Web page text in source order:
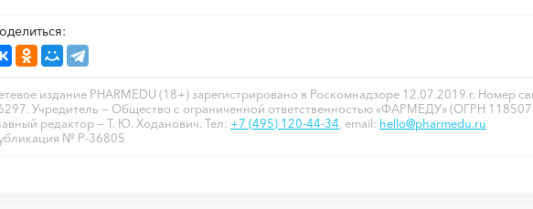
издание PHARMEDU (18+) зарегистрировано в Роскомнадзоре 12.07.2019 г. Номер
Учредитель — Общество с ограниченной ответственностью «ФАРМЕДУ» (ОГРН
редактор — Т. Ю. Ходанович. Тел: +7 (495) 120-44-34 , email: hello@pharmedu.ru
№ P-36805